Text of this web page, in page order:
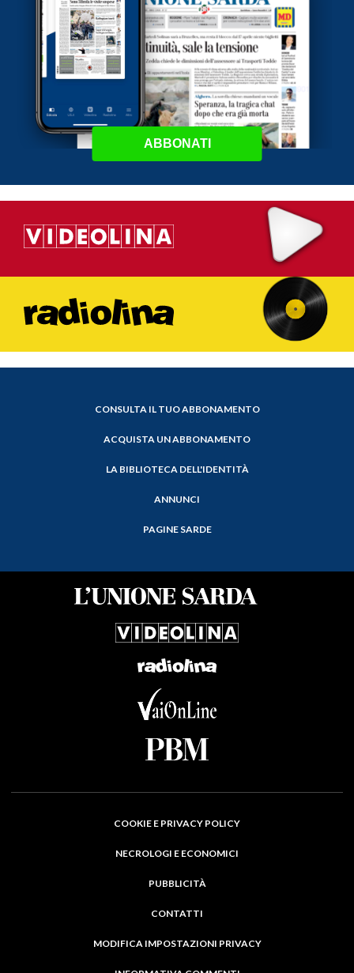
ABBONATI
CONSULTA IL TUO ABBONAMENTO
ACQUISTA UN ABBONAMENTO
LA BIBLIOTECA DELL'IDENTITÀ
ANNUNCI
PAGINE SARDE
COOKIE E PRIVACY POLICY
NECROLOGI E ECONOMICI
PUBBLICITÀ
CONTATTI
MODIFICA IMPOSTAZIONI PRIVACY